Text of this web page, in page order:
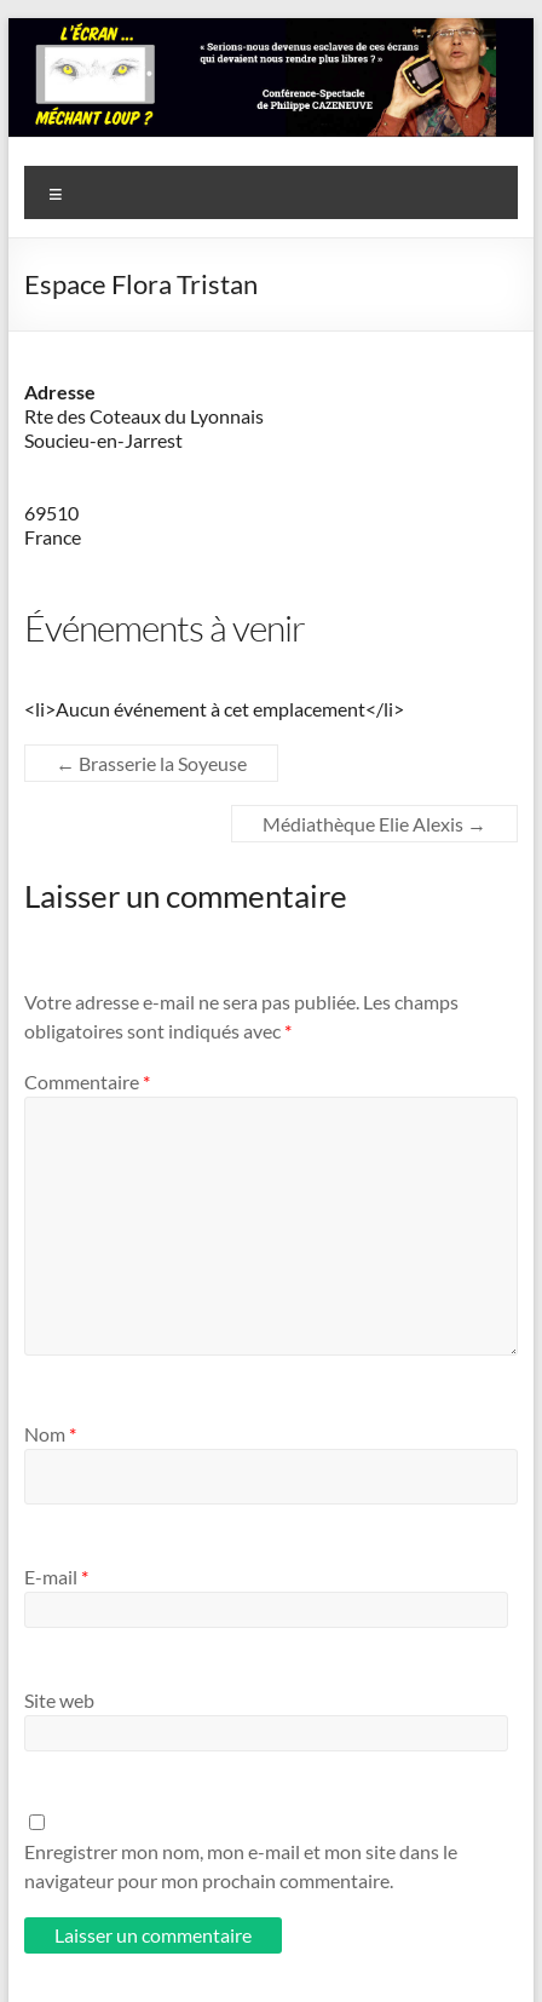
contenu
Savoir
en
actes
Cazeneuve
Espace Flora Tristan
Adresse
Rte des Coteaux du Lyonnais
Soucieu-en-Jarrest
69510
France
Événements à venir
<li>Aucun événement à cet emplacement</li>
← Brasserie la Soyeuse
Médiathèque Elie Alexis →
Laisser un commentaire
Votre adresse e-mail ne sera pas publiée. Les champs
obligatoires sont indiqués avec *
Commentaire *
Nom *
E-mail *
Site web
Enregistrer mon nom, mon e-mail et mon site dans le
navigateur pour mon prochain commentaire.